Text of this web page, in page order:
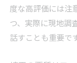
度な高評価には注
つ、実際に現地調
話すことも重要です